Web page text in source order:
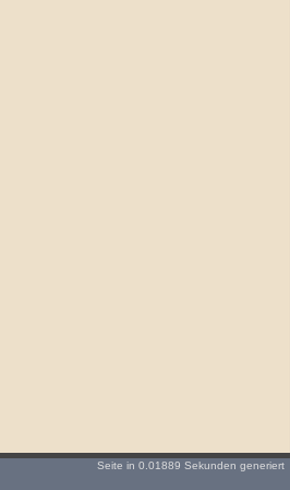
Seite in 0.01889 Sekunden generiert